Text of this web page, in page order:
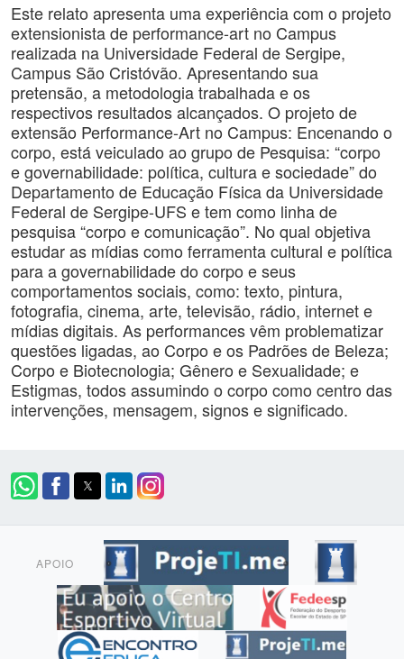
Este relato apresenta uma experiência com o projeto
extensionista de performance-art no Campus
realizada na Universidade Federal de Sergipe,
Campus São Cristóvão. Apresentando sua
pretensão, a metodologia trabalhada e os
respectivos resultados alcançados. O projeto de
extensão Performance-Art no Campus: Encenando o
corpo, está veiculado ao grupo de Pesquisa: “corpo
e governabilidade: política, cultura e sociedade” do
Departamento de Educação Física da Universidade
Federal de Sergipe-UFS e tem como linha de
pesquisa “corpo e comunicação”. No qual objetiva
estudar as mídias como ferramenta cultural e política
para a governabilidade do corpo e seus
comportamentos sociais, como: texto, pintura,
fotografia, cinema, arte, televisão, rádio, internet e
mídias digitais. As performances vêm problematizar
questões ligadas, ao Corpo e os Padrões de Beleza;
Corpo e Biotecnologia; Gênero e Sexualidade; e
Estigmas, todos assumindo o corpo como centro das
intervenções, mensagem, signos e significado.
APOIO